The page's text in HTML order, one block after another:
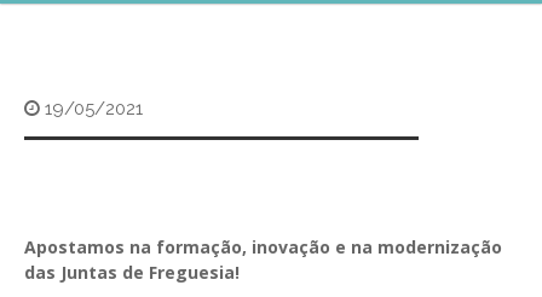
O que fazemos?
GESCanídeo
Configurar Email
19/05/2021
Apostamos na formação, inovação e na modernização
das Juntas de Freguesia!